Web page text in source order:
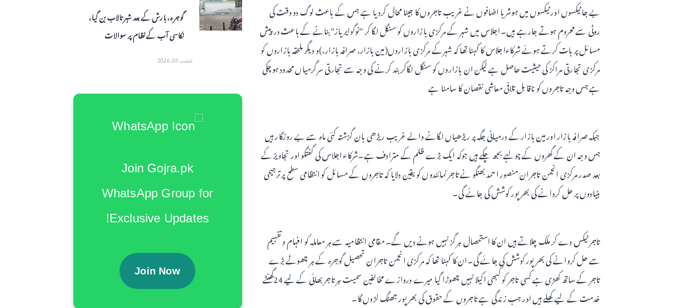
بے جا ٹیکسوں اور ٹیکسوں میں ہوشربا اضافوں نے غریب تاجروں کا جینا محال کردیا ہے جس کے باعث لوگ دو وقت کی
روٹی سے محروم ہوتے جارہے ہیں۔اجلاس میں شہر کے مرکزی بازاروں کو سنگل لگا کر "نوگوایریاز" بنانے کے باعث درپیش
مسائل پر بات کرتے ہوئے شرکاءاجلاس کا کہنا تھا کہ شہرکے مرکزی بازاروں(مین بازار، صرافہ بازار،)و دیگر ملحقہ بازاروں کو
مرکزی تجارتی مراکز کی حیثیت حاصل ہے لیکن ان بازاروں کو سنگل لگاکر بند کرنے کی وجہ سے تجارتی سرگرمیاں محدود ہوچکی
ہے جس وجہ تاجروں کو ناقابل تلافی معاشی نقصان کا سامنا ہے
جبکہ صرافہ بازار اور مین بازار کے درمیانی جگہ پر ریڑھیاں لگانے والے غریب ریڑھی بان گزشتہ کئی ماہ سے بے روزگار ہیں
جس وجہ ان کے گھروں کے چولہے بجھ چکے ہیں جوکہ ایک بڑے ظلم کے مترادف ہے۔شرکاء اجلاس کی گفتگو اور تجاویز کے
بعد صدر مرکزی انجمن تاجران منصور احمد بھنگو نے تاجر نمائندوں کو یقین دلایا کہ تاجروں کے مسائل کو انتظامی سطح پر ترجیحی
بنیادوں پر حل کروانے کی بھرپور کوشش کی جائے گی۔
تاجر ٹیکس دے کر ملک چلاتے ہیں ان کا استحصال ہر گز نہیں ہونے دیں گے۔ مقامی انتظامیہ سے ہر معاملہ کو افہام و تفہیم
سے حل کروانے کی بھرپور کوشش کی جائے گی۔ان کا کہنا تھا کہ مرکزی انجمن تاجران تحصیل گوجرہ کے ہر چھوٹے بڑے
تاجر کے ساتھ کھڑی ہے کسی تاجر کو کبھی اکیلا نہیں چھوڑا گیا میرے دروازے مخالفین سمیت ہر تاجر بھائی کے لیے 24گھنٹے
خدمت کے لیے کھلے ہیں اور جب زندگی ہے تاجروں کے حقوق کی بھرپور جھنگ لڑوں گا۔
گوجرہ، بارش کے بعد شہر تالاب بن گیا،
نکاسی آب کے نظام پر سوالات
غشت 03, 2026
Join Gojra.pk
WhatsApp Group for
Exclusive Updates!
Join Now